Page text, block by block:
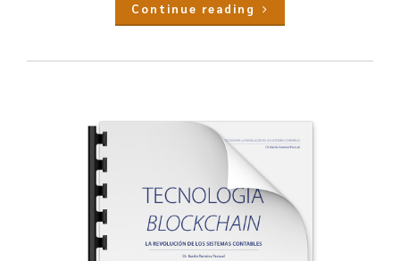
Continue reading